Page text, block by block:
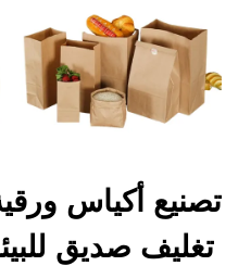
تصنيع أكياس
تغليف صديق